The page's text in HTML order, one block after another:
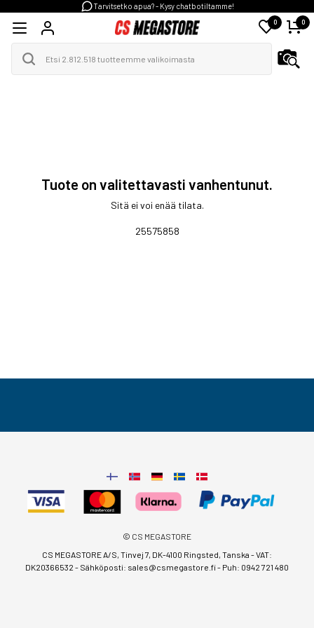
Tarvitsetko apua? - Kysy chatbotiltamme!
0 0
Tuote on valitettavasti vanhentunut.
Sitä ei voi enää tilata.
25575858
© CS MEGASTORE
CS MEGASTORE A/S, Tinvej 7, DK-4100 Ringsted, Tanska - VAT:
DK20366532 - Sähköposti: sales@csmegastore.fi- Puh: 0942 721 480